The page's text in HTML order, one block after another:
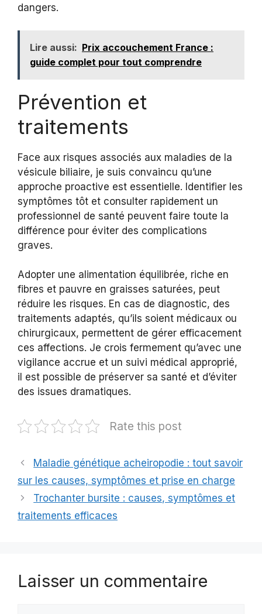
dangers.
Lire aussi: Prix accouchement France :
guide complet pour tout comprendre
Prévention et
traitements
Face aux risques associés aux maladies de la
vésicule biliaire, je suis convaincu qu’une
approche proactive est essentielle. Identifier les
symptômes tôt et consulter rapidement un
professionnel de santé peuvent faire toute la
différence pour éviter des complications
graves.
Adopter une alimentation équilibrée, riche en
fibres et pauvre en graisses saturées, peut
réduire les risques. En cas de diagnostic, des
traitements adaptés, qu’ils soient médicaux ou
chirurgicaux, permettent de gérer efficacement
ces affections. Je crois fermement qu’avec une
vigilance accrue et un suivi médical approprié,
il est possible de préserver sa santé et d’éviter
des issues dramatiques.
Rate this post
Maladie génétique acheiropodie : tout savoir
sur les causes, symptômes et prise en charge
Trochanter bursite : causes, symptômes et
traitements efficaces
Laisser un commentaire